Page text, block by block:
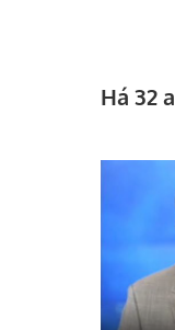
Há 32